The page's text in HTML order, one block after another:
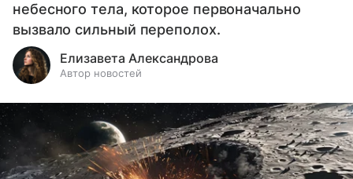
небесного тела, которое первоначально
вызвало сильный переполох.
Елизавета Александрова
Автор новостей